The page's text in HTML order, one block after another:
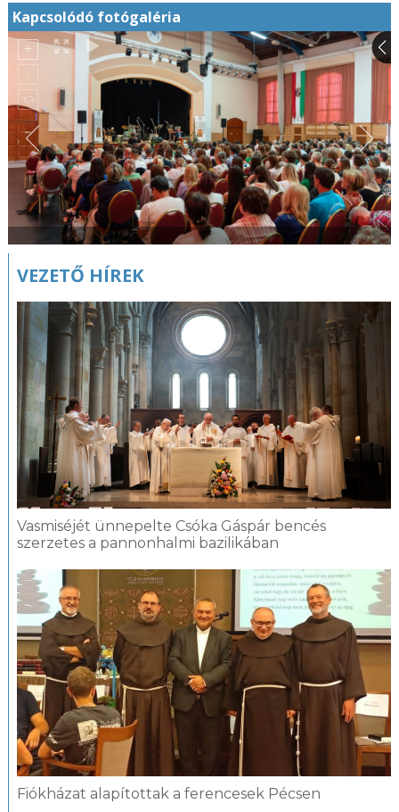
Kapcsolódó fotógaléria
VEZETŐ HÍREK
Vasmiséjét ünnepelte Csóka Gáspár bencés
szerzetes a pannonhalmi bazilikában
Fiókházat alapítottak a ferencesek Pécsen